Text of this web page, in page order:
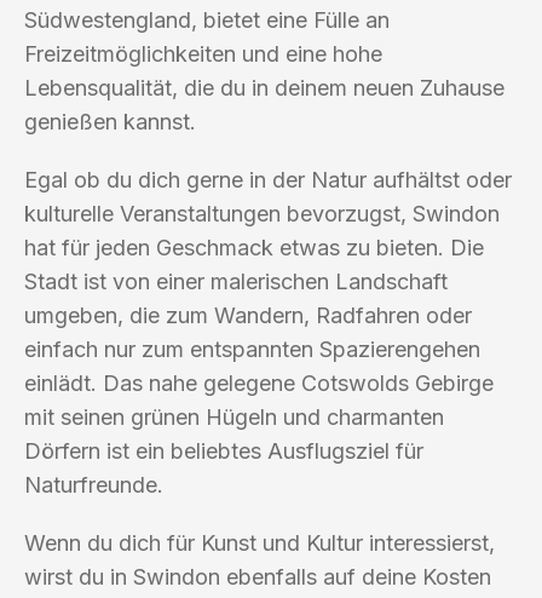
Südwestengland, bietet eine Fülle an
Freizeitmöglichkeiten und eine hohe
Lebensqualität, die du in deinem neuen Zuhause
genießen kannst.
Egal ob du dich gerne in der Natur aufhältst oder
kulturelle Veranstaltungen bevorzugst, Swindon
hat für jeden Geschmack etwas zu bieten. Die
Stadt ist von einer malerischen Landschaft
umgeben, die zum Wandern, Radfahren oder
einfach nur zum entspannten Spazierengehen
einlädt. Das nahe gelegene Cotswolds Gebirge
mit seinen grünen Hügeln und charmanten
Dörfern ist ein beliebtes Ausflugsziel für
Naturfreunde.
Wenn du dich für Kunst und Kultur interessierst,
wirst du in Swindon ebenfalls auf deine Kosten